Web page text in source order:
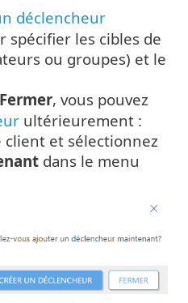
déclencheur
spécifier les cibles de
ou groupes) et le
Fermer, vous pouvez
ultérieurement :
client et sélectionnez
dans le menu